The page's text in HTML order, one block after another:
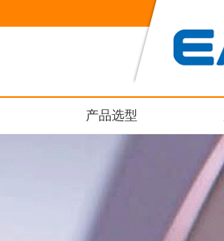
产品选型